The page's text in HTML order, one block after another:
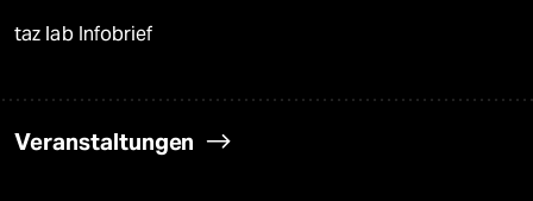
taz lab Infobrief
Veranstaltungen